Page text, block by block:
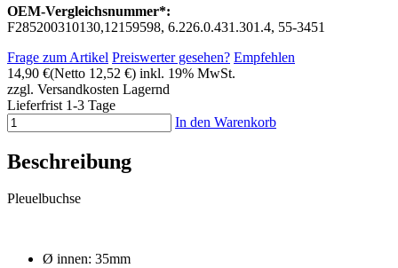
OEM-Vergleichsnummer*:
F285200310130,12159598, 6.226.0.431.301.4, 55-3451
Frage zum Artikel Preiswerter gesehen? Empfehlen
14,90 €(Netto 12,52 €) inkl. 19% MwSt.
zzgl. Versandkosten Lagernd
Lieferfrist 1-3 Tage
In den Warenkorb
Beschreibung
Pleuelbuchse
Ø innen: 35mm